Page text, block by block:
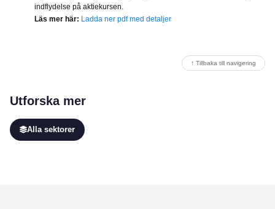
indflydelse på aktiekursen.
Läs mer här: Ladda ner pdf med detaljer
↑ Tillbaka till navigering
Utforska mer
Alla sektorer